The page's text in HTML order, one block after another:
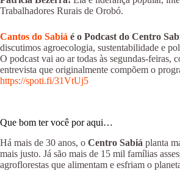
Trabalhadores Rurais de Orobó.
Cantos do Sabiá é o Podcast do Centro
discutimos agroecologia, sustentabilidade e
O podcast vai ao ar todas às segundas-feiras,
entrevista que originalmente compõem o
https://spoti.fi/31VtUj5
Que bom ter você por aqui…
Há mais de 30 anos, o Centro Sabiá planta
mais justo. Já são mais de 15 mil famílias
agroflorestas que alimentam e esfriam o